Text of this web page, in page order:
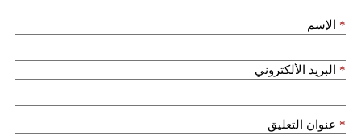
الإسم *
البريد الألكتروني *
عنوان التعليق *